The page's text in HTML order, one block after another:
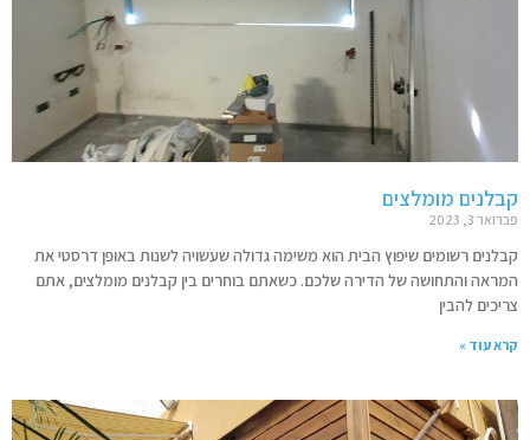
קבלנים מומלצים
פברואר 3, 2023
קבלנים רשומים שיפוץ הבית הוא משימה גדולה שעשויה לשנות באופן דרסטי את
המראה והתחושה של הדירה שלכם. כשאתם בוחרים בין קבלנים מומלצים, אתם
צריכים להבין
קרא עוד »